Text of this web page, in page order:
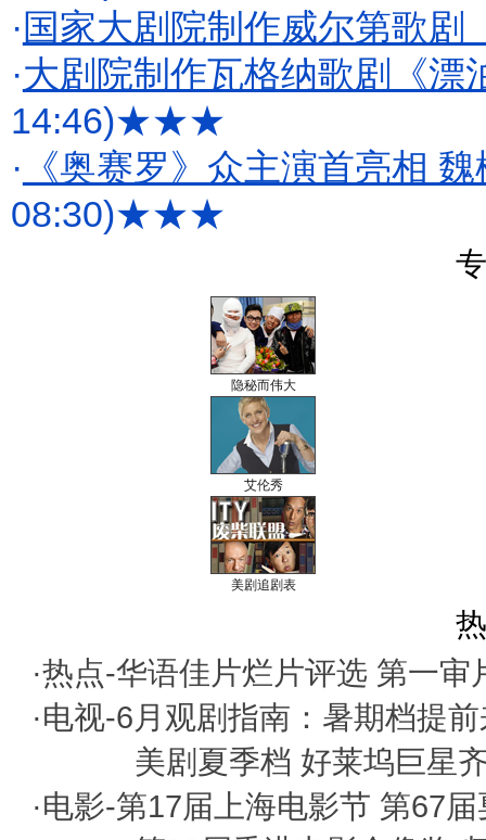
· 国家大剧院制作威尔第歌剧
·大剧院制作瓦格纳歌剧《漂
14:46)★★★
· 《奥赛罗》众主演首亮相
08:30)★★★
隐秘而伟大
艾伦秀
美剧追剧表
·热点-华语佳片烂片评选 第一审
·电视-6月观剧指南：暑期档提
美剧夏季档 好莱坞巨星
·电影-第17届上海电影节 第67